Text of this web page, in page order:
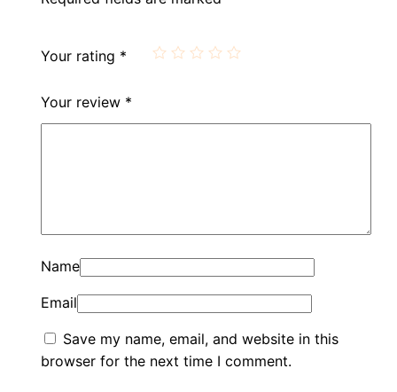
Your rating *
Your review *
Name
Email
Save my name, email, and website in this
browser for the next time I comment.